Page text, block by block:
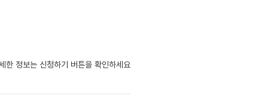
정보는 신청하기 버튼을 확인하세요